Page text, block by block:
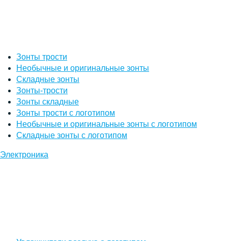
Зонты трости
Необычные и оригинальные зонты
Складные зонты
Зонты-трости
Зонты складные
Зонты трости с логотипом
Необычные и оригинальные зонты с логотипом
Складные зонты с логотипом
Электроника